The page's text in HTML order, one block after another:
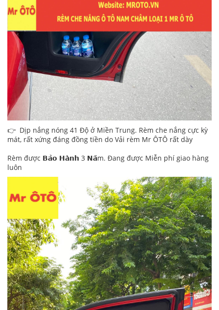
👉 Dịp nắng nóng 41 Độ ở Miền Trung. Rèm che nắng cực kỳ
mát, rất xứng đáng đồng tiền do Vải rèm Mr ÔTÔ rất dày
Rèm được 𝗕𝗮̉𝗼 𝗛𝗮̀𝗻𝗵 3 𝗡𝗮̆m. Đang được Miễn phí giao hàng
luôn